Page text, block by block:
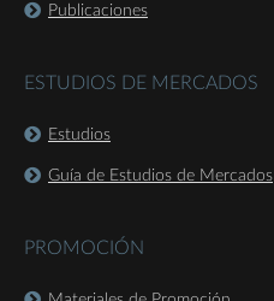
Publicaciones
ESTUDIOS DE MERCADOS
Estudios
Guía de Estudios de Mercados
PROMOCIÓN